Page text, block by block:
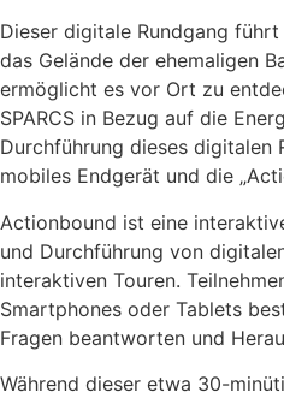
Dieser digitale Rundgang
das Gelände der ehemaligen
ermöglicht es vor Ort zu
SPARCS in Bezug auf die
Durchführung dieses digitalen
mobiles Endgerät und die
Actionbound ist eine
und Durchführung von
interaktiven Touren.
Smartphones oder Tablets
Fragen beantworten und
Während dieser etwa 30-